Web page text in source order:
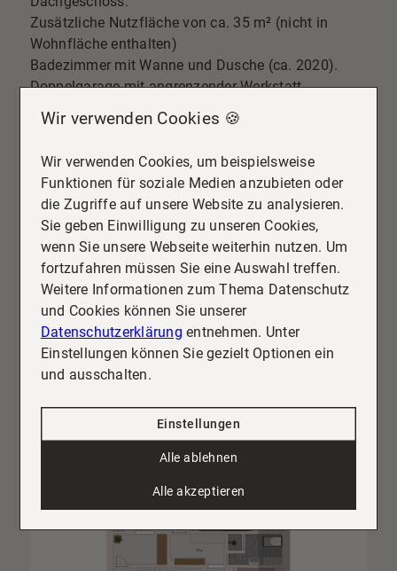
Zusätzliche Nutzfläche von ca. 35 m² (nicht in
Wohnfläche enthalten)
Badezimmer mit Wanne und Dusche (ca. 2020).
Doppelgarage mit angrenzender Werkstatt
Grundrisse
Wir verwenden Cookies 🍪
Wir verwenden Cookies, um beispielsweise
Funktionen für soziale Medien anzubieten oder
die Zugriffe auf unsere Website zu analysieren.
Sie geben Einwilligung zu unseren Cookies,
wenn Sie unsere Webseite weiterhin nutzen. Um
fortzufahren müssen Sie eine Auswahl treffen.
Weitere Informationen zum Thema Datenschutz
und Cookies können Sie unserer
Datenschutzerklärung entnehmen. Unter
Einstellungen können Sie gezielt Optionen ein
und ausschalten.
Einstellungen
Alle ablehnen
Alle akzeptieren